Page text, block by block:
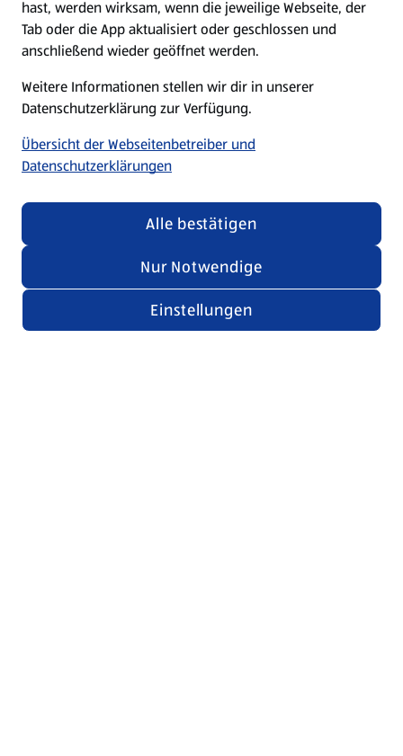
hast, werden wirksam, wenn die jeweilige Webseite, der
Tab oder die App aktualisiert oder geschlossen und
anschließend wieder geöffnet werden.
Weitere Informationen stellen wir dir in unserer
Datenschutzerklärung zur Verfügung.
Übersicht der Webseitenbetreiber und
Datenschutzerklärungen
Einstellungen
Nur Notwendige
Alle bestätigen